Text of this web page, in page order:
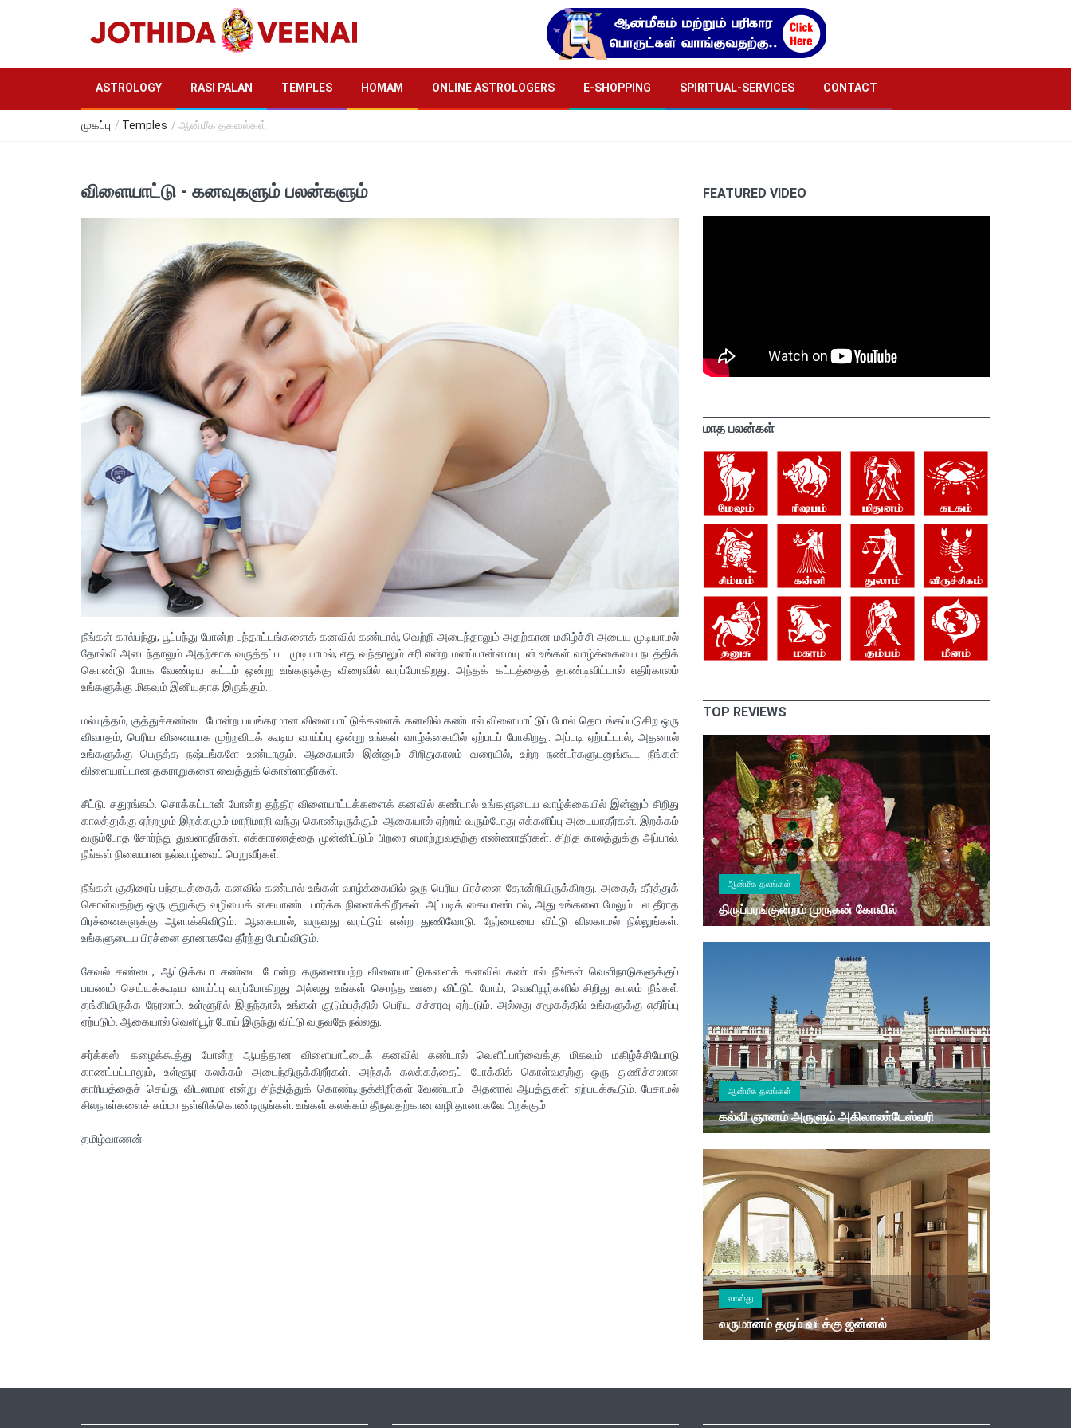
ASTROLOGY RASI PALAN TEMPLES HOMAM ONLINE ASTROLOGERS E-SHOPPING SPIRITUAL-SERVICES CONTACT
முகப்பு / Temples / ஆன்மீக தகவல்கள்
விளையாட்டு - கனவுகளும் பலன்களும்
நீங்கள் கால்பந்து, பூப்பந்து போன்ற பந்தாட்டங்களைக் கனவில் கண்டால், வெற்றி அடைந்தாலும் அதற்கான மகிழ்ச்சி அடைய முடியாமல்
தோல்வி அடைந்தாலும் அதற்காக வருத்தப்பட முடியாமல், எது வந்தாலும் சரி என்ற மனப்பான்மையுடன் உங்கள் வாழ்க்கையை நடத்திக்
கொண்டு போக வேண்டிய கட்டம் ஒன்று உங்களுக்கு விரைவில் வரப்போகிறது. அந்தக் கட்டத்தைத் தாண்டிவிட்டால் எதிர்காலம்
உங்களுக்கு மிகவும் இனியதாக இருக்கும்.
மல்யுத்தம், குத்துச்சண்டை போன்ற பயங்கரமான விளையாட்டுக்களைக் கனவில் கண்டால் விளையாட்டுப் போல் தொடங்கப்படுகிற ஒரு
விவாதம், பெரிய வினையாக முற்றவிடக் கூடிய வாய்ப்பு ஒன்று உங்கள் வாழ்க்கையில் ஏற்படப் போகிறது. அப்படி ஏற்பட்டால், அதனால்
உங்களுக்கு பெருத்த நஷ்டங்களே உண்டாகும். ஆகையால் இன்னும் சிறிதுகாலம் வரையில், உற்ற நண்பர்களுடனுங்கூட நீங்கள்
விளையாட்டான தகராறுகளை வைத்துக் கொள்ளாதீர்கள்.
சீட்டு. சதுரங்கம். சொக்கட்டான் போன்ற தந்திர விளையாட்டக்களைக் கனவில் கண்டால் உங்களுடைய வாழ்க்கையில் இன்னும் சிறிது
காலத்துக்கு ஏற்றமும் இறக்கமும் மாறிமாறி வந்து கொண்டிருக்கும். ஆகையால் ஏற்றம் வரும்போது எக்களிப்பு அடையாதீர்கள். இறக்கம்
வரும்போத சோர்ந்து துவளாதீர்கள். எக்காரணத்தை முன்னிட்டும் பிறரை ஏமாற்றுவதற்கு எண்ணாதீர்கள். சிறித காலத்துக்கு அப்பால்.
நீங்கள் நிலையான நல்வாழ்வைப் பெறுவீர்கள்.
நீங்கள் குதிரைப் பந்தயத்தைக் கனவில் கண்டால் உங்கள் வாழ்க்கையில் ஒரு பெரிய பிரச்னை தோன்றியிருக்கிறது. அதைத் தீர்த்துக்
கொள்வதற்கு ஒரு குறுக்கு வழியைக் கையாண்ட பார்க்க நினைக்கிறீர்கள். அப்படிக் கையாண்டால், அது உங்களை மேலும் பல தீராத
பிரச்னைகளுக்கு ஆளாக்கிவிடும். ஆகையால், வருவது வரட்டும் என்ற துணிவோடு. நேர்மையை விட்டு விலகாமல் நில்லுங்கள்.
உங்களுடைய பிரச்னை தானாகவே தீர்ந்து போய்விடும்.
சேவல் சண்டை, ஆட்டுக்கடா சண்டை போன்ற கருணையற்ற விளையாட்டுகளைக் கனவில் கண்டால் நீங்கள் வெளிநாடுகளுக்குப்
பயணம் செய்யக்கூடிய வாய்ப்பு வரப்போகிறது அல்லது உங்கள் சொந்த ஊரை விட்டுப் போய், வெளியூர்களில் சிறிது காலம் நீங்கள்
தங்கியிருக்க நேரலாம். உள்ளூரில் இருந்தால், உங்கள் குடும்பத்தில் பெரிய சச்சரவு ஏற்படும். அல்லது சமூகத்தில் உங்களுக்கு எதிர்ப்பு
ஏற்படும். ஆகையால் வெளியூர் போய் இருந்து விட்டு வருவதே நல்லது.
சர்க்கஸ். கழைக்கூத்து போன்ற ஆபத்தான விளையாட்டைக் கனவில் கண்டால் வெளிப்பார்வைக்கு மிகவும் மகிழ்ச்சியோடு
காணப்பட்டாலும், உள்ளூர கலக்கம் அடைந்திருக்கிறீர்கள். அந்தக் கலக்கத்தைப் போக்கிக் கொள்வதற்கு ஒரு துணிச்சலான
காரியத்தைச் செய்து விடலாமா என்று சிந்தித்துக் கொண்டிருக்கிறீர்கள் வேண்டாம். அதனால் ஆபத்துகள் ஏற்படக்கூடும். பேசாமல்
சிலநாள்களைச் சும்மா தள்ளிக்கொண்டிருங்கள். உங்கள் கலக்கம் தீருவதற்கான வழி தானாகவே பிறக்கும்.
தமிழ்வாணன்
FEATURED VIDEO
மாத பலன்கள்
TOP REVIEWS
ஆன்மீக தலங்கள்
திருப்பரங்குன்றம் முருகன் கோவில்
ஆன்மீக தலங்கள்
கல்வி ஞானம் அருளும் அகிலாண்டேஸ்வரி
வாஸ்து
வருமானம் தரும் வடக்கு ஜன்னல்